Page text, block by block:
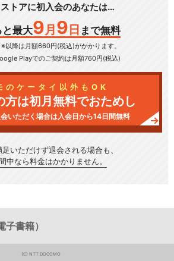
トアに初入会のあなたは…
最大9 月 9 日 まで無料
※以降は月額660円(税込)がかかります。
Playでのご契約は月額760円(税込)
のケータイ以外もOK
方は初月無料でおためし
いただく場合は入会日から14日間無料
足いただけず退会される場合も、
中なら料金はかかりません。
書籍）
(C) NTT DOCOMO